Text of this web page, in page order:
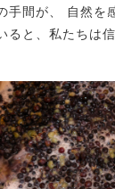
手間が、 自然を
ると、私たちは信